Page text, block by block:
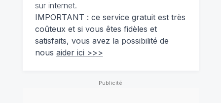
sur internet.
IMPORTANT : ce service gratuit est très
coûteux et si vous êtes fidèles et
satisfaits, vous avez la possibilité de
nous aider ici >>>